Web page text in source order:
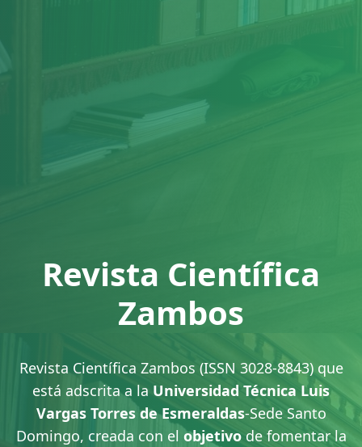
Revista Científica
Zambos
Revista Científica Zambos (ISSN 3028-8843) que
está adscrita a la Universidad Técnica Luis
Vargas Torres de Esmeraldas-Sede Santo
Domingo, creada con el objetivode fomentar la